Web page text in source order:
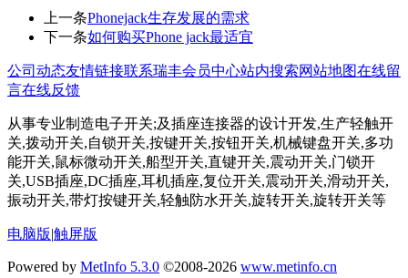
上一条Phonejack生存发展的需求
下一条如何购买Phone jack最适宜
公司动态友情链接联系瑞丰会员中心站内搜索网站地图在线留
言在线反馈
从事专业制造电子开关;及插座连接器的设计开发,生产轻触开
关,拨动开关,自锁开关,按键开关,按钮开关,机械键盘开关,多功
能开关,鼠标微动开关,船型开关,直键开关,震动开关,门锁开
关,USB插座,DC插座,耳机插座,复位开关,震动开关,滑动开关,
振动开关,带灯按键开关,轻触防水开关,旋转开关,旋转开关等
电脑版|触屏版
Powered by MetInfo 5.3.0 ©2008-2026 www.metinfo.cn